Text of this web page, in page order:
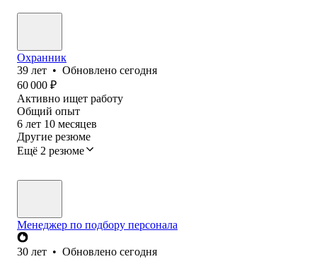
Охранник
39 лет • Обновлено сегодня
60 000 ₽
Активно ищет работу
Общий опыт
6 лет 10 месяцев
Другие резюме
Ещё 2 резюме
Менеджер по подбору персонала
30 лет • Обновлено сегодня